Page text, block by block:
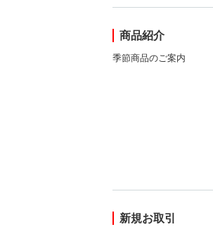
商品紹介
季節商品のご案内
新規お取引